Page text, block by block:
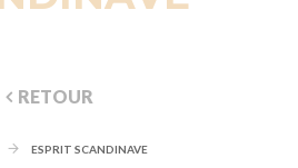
RETOUR
ESPRIT SCANDINAVE